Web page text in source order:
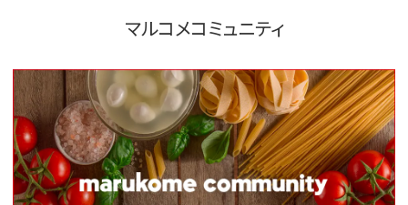
マルコメコミュニティ